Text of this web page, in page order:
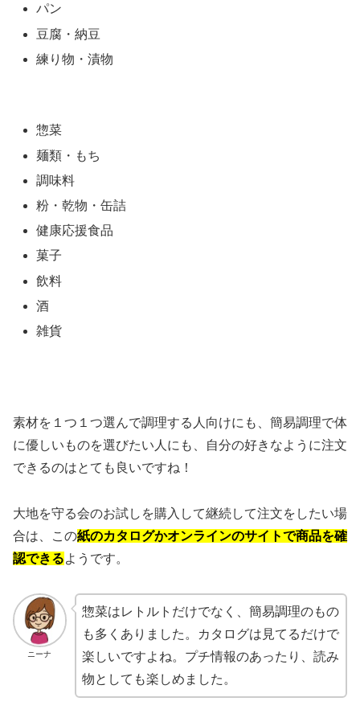
パン
豆腐・納豆
練り物・漬物
惣菜
麺類・もち
調味料
粉・乾物・缶詰
健康応援食品
菓子
飲料
酒
雑貨
素材を１つ１つ選んで調理する人向けにも、簡易調理で体
に優しいものを選びたい人にも、自分の好きなように注文
できるのはとても良いですね！
大地を守る会のお試しを購入して継続して注文をしたい場
合は、この紙のカタログかオンラインのサイトで商品を確
認できるようです。
ニーナ
惣菜はレトルトだけでなく、簡易調理のもの
も多くありました。カタログは見てるだけで
楽しいですよね。プチ情報のあったり、読み
物としても楽しめました。